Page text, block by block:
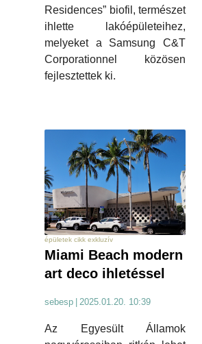
Residences” biofil, természet
ihlette lakóépületeihez,
melyeket a Samsung C&T
Corporationnel közösen
fejlesztettek ki.
épületek cikk exkluzív
Miami Beach modern
art deco ihletéssel
sebesp 2025.01.20. 10:39
Az Egyesült Államok